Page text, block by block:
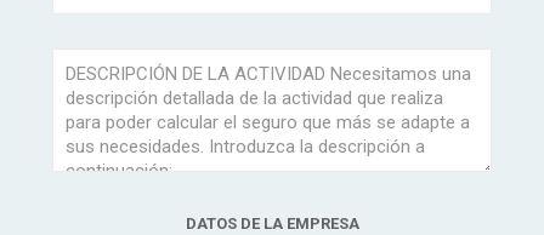
DATOS DE LA EMPRESA